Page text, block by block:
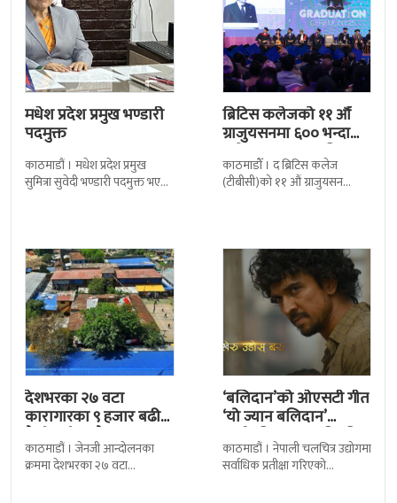
मधेश प्रदेश प्रमुख भण्डारी
पदमुक्त
काठमाडौं । मधेश प्रदेश प्रमुख
सुमित्रा सुवेदी भण्डारी पदमुक्त भएकी
ब्रिटिस कलेजको ११ औँ
ग्राजुयसनमा ६०० भन्दा
बढी ग्राजुयट सम्मानित
काठमाडौँ । द ब्रिटिस कलेज
(टीबीसी)को ११ औं ग्राजुयसन
देशभरका २७ वटा
कारागारका ९ हजार बढी
कैदीबन्दी अझै फरार
काठमाडौं । जेनजी आन्दोलनका
क्रममा देशभरका २७ वटा
‘बलिदान’को ओएसटी गीत
‘यो ज्यान बलिदान’
सार्वजनिक, मातृभूमिप्रति
पुत्रको भावनात्मक…
काठमाडौं । नेपाली चलचित्र उद्योगमा
सर्वाधिक प्रतीक्षा गरिएको